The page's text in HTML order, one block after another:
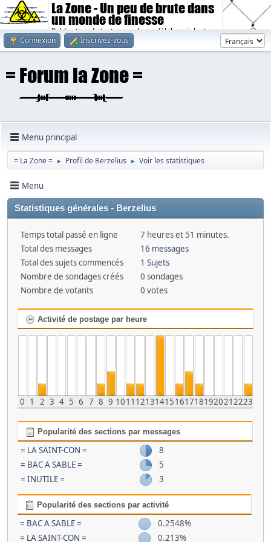
La Zone - Un peu de brute dans
un monde de finesse
Publication de textes sombres, débiles, violents.
Connexion
Inscrivez-vous
Menu principal
= La Zone = ► Profil de Berzelius ► Voir les statistiques
Menu
Statistiques générales - Berzelius
Temps total passé en ligne
7 heures et 51 minutes.
Total des messages
16 messages
Total des sujets commencés
1 Sujets
Nombre de sondages créés
0 sondages
Nombre de votants
0 votes
Activité de postage par heure
0 1 2 3 4 5 6 7 8 9 1011 121314151617181920212223
Popularité des sections par messages
= LA SAINT-CON =
8
= BAC A SABLE =
5
= INUTILE =
3
Popularité des sections par activité
= BAC A SABLE =
0.2548%
= LA SAINT-CON =
0.213%